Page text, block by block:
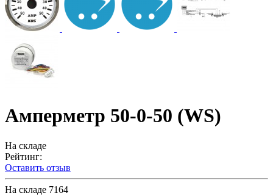
Амперметр 50-0-50 (WS)
На складе
Рейтинг:
Оставить отзыв
На складе 7164